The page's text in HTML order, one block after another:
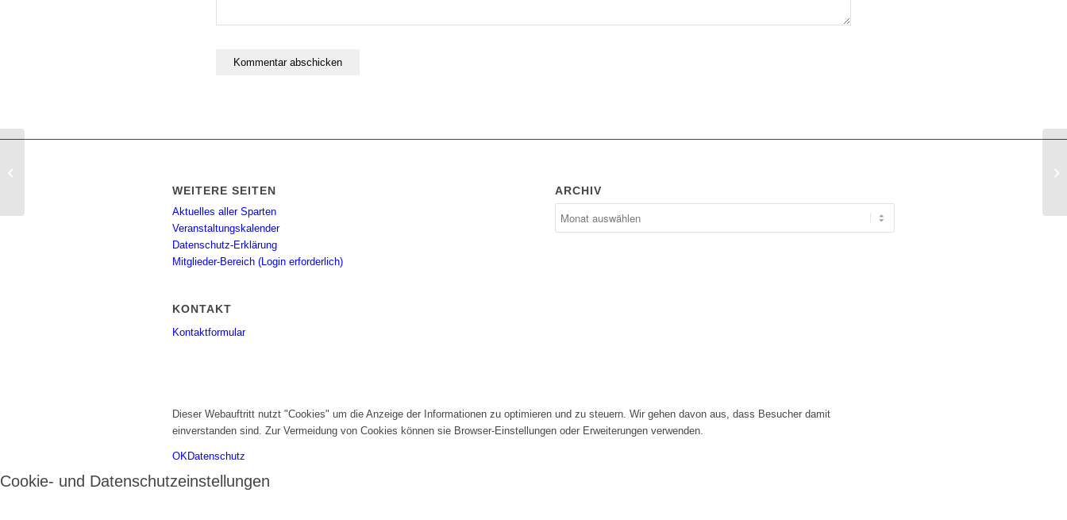
WEITERE SEITEN
Aktuelles aller Sparten
Veranstaltungskalender
Datenschutz-Erklärung
Mitglieder-Bereich (Login erforderlich)
KONTAKT
Kontaktformular
ARCHIV
Dieser Webauftritt nutzt "Cookies" um die Anzeige der Informationen zu optimieren und zu steuern. Wir gehen davon aus, dass Besucher damit
einverstanden sind. Zur Vermeidung von Cookies können sie Browser-Einstellungen oder Erweiterungen verwenden.
OKDatenschutz
Cookie- und Datenschutzeinstellungen